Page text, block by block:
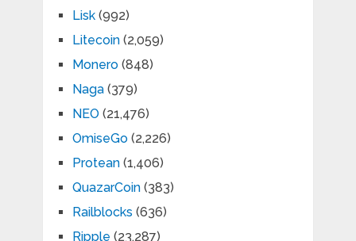
Lisk(992)
Litecoin(2,059)
Monero(848)
Naga(379)
NEO (21,476)
OmiseGo(2,226)
Protean(1,406)
QuazarCoin(383)
Railblocks (636)
Ripple (23,287)